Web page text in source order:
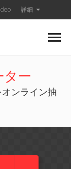
詳細
ター
ンライン抽